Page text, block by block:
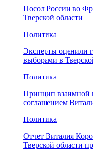
Посол России во
Тверской области
Политика
Эксперты оценили
выборами в
Политика
Принцип взаимной
соглашением
Политика
Отчет Виталия
Тверской области